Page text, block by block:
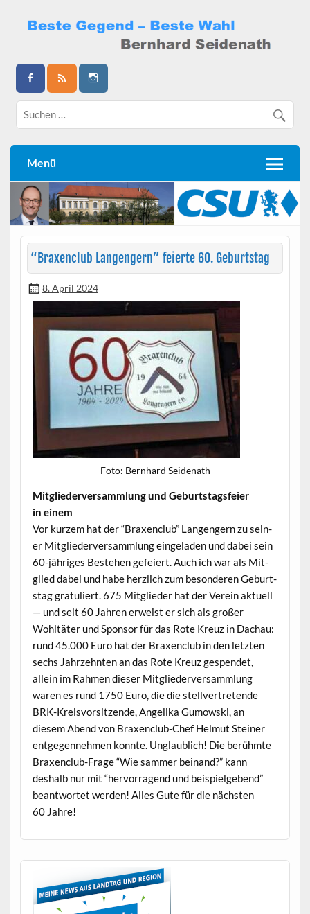
content
Bernhard Seidenath
Menü
“Braxenclub Langengern” feierte 60. Geburtstag
8. April 2024
Foto: Bern­hard Seidenath
Mit­gliederver­samm­lung und Geburt­stags­feier
in einem
Vor kurzem hat der “Brax­en­club” Lan­gengern zu sein­
er Mit­gliederver­samm­lung ein­ge­laden und dabei sein
60-jähriges Beste­hen gefeiert. Auch ich war als Mit­
glied dabei und habe her­zlich zum beson­deren Geburt­
stag grat­uliert. 675 Mit­glieder hat der Vere­in aktuell
— und seit 60 Jahren erweist er sich als großer
Wohltäter und Spon­sor für das Rote Kreuz in Dachau:
rund 45.000 Euro hat der Brax­en­club in den let­zten
sechs Jahrzehn­ten an das Rote Kreuz gespendet,
allein im Rah­men dieser Mit­gliederver­samm­lung
waren es rund 1750 Euro, die die stel­lvertre­tende
BRK-Kreisvor­sitzende, Ange­li­ka Gumows­ki, an
diesem Abend von Brax­en­club-Chef Hel­mut Stein­er
ent­ge­gen­nehmen kon­nte. Unglaublich! Die berühmte
Brax­en­club-Frage “Wie sam­mer beinand?” kann
deshalb nur mit “her­vor­ra­gend und beispiel­gebend”
beant­wortet wer­den! Alles Gute für die näch­sten
60 Jahre!